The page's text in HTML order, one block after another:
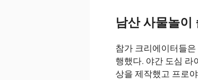
남산 사물놀이
참가 크리에이터들
행했다. 야간 도심 라
상을 제작했고 프로